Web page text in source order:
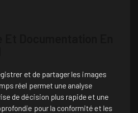
et de partager les images
réel permet une analyse
de décision plus rapide et une
pour la conformité et les